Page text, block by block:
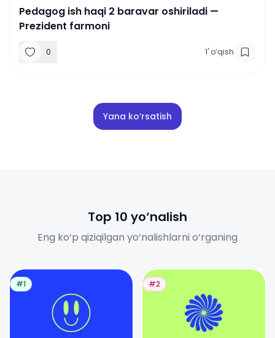
Pedagog ish haqi 2 baravar oshiriladi —
Prezident farmoni
0 1' o‘qish
Yana ko‘rsatish
Top 10 yo‘nalish
Eng ko‘p qiziqilgan yo‘nalishlarni o‘rganing
#1 #2